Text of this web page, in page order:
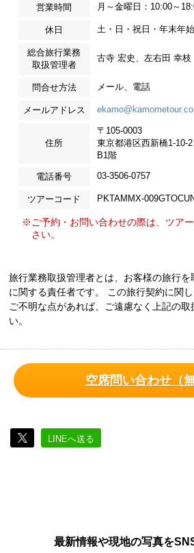
営業時間 月～金曜日：10:00～
休日 土・日・祝日・年末年始
総合旅行業務
取扱管理者
古寺 宏史、左右田 幸枝
問合せ方法 メール、電話
メールアドレス
住所
〒105-0003
東京都港区西新橋1-
B1階
電話番号 03-3506-0757
ツアーコード PKTAMMX-
※ご予約・お問い合わせの際は、ツア
さい。
旅行業務取扱管理者とは、お客様の旅行を
に関する責任者です。 この旅行契約に関
ご不明な点があれば、ご遠慮なく上記の取
い。
空席問い合わせ（無
LINEへ送る
最新情報や現地の写真を